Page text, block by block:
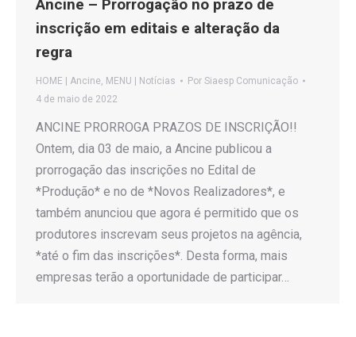
Ancine – Prorrogação no prazo de
inscrição em editais e alteração da
regra
HOME | Ancine, MENU | Notícias Por Siaesp Comunicação
4 de maio de 2022
ANCINE PRORROGA PRAZOS DE INSCRIÇÃO!!
Ontem, dia 03 de maio, a Ancine publicou a
prorrogação das inscrições no Edital de
*Produção* e no de *Novos Realizadores*, e
também anunciou que agora é permitido que os
produtores inscrevam seus projetos na agência,
*até o fim das inscrições*. Desta forma, mais
empresas terão a oportunidade de participar…